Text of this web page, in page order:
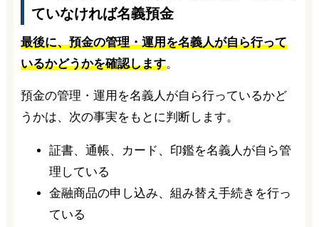
ていなければ名義預金
最後に、預金の管理・運用を名義人が自ら行って
いるかどうかを確認します。
預金の管理・運用を名義人が自ら行っているかど
うかは、次の事実をもとに判断します。
証書、通帳、カード、印鑑を名義人が自ら管
理している
金融商品の申し込み、組み替え手続きを行っ
ている